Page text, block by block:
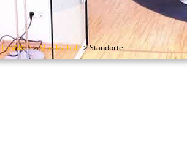
TonARTe>Musikschule>Standorte